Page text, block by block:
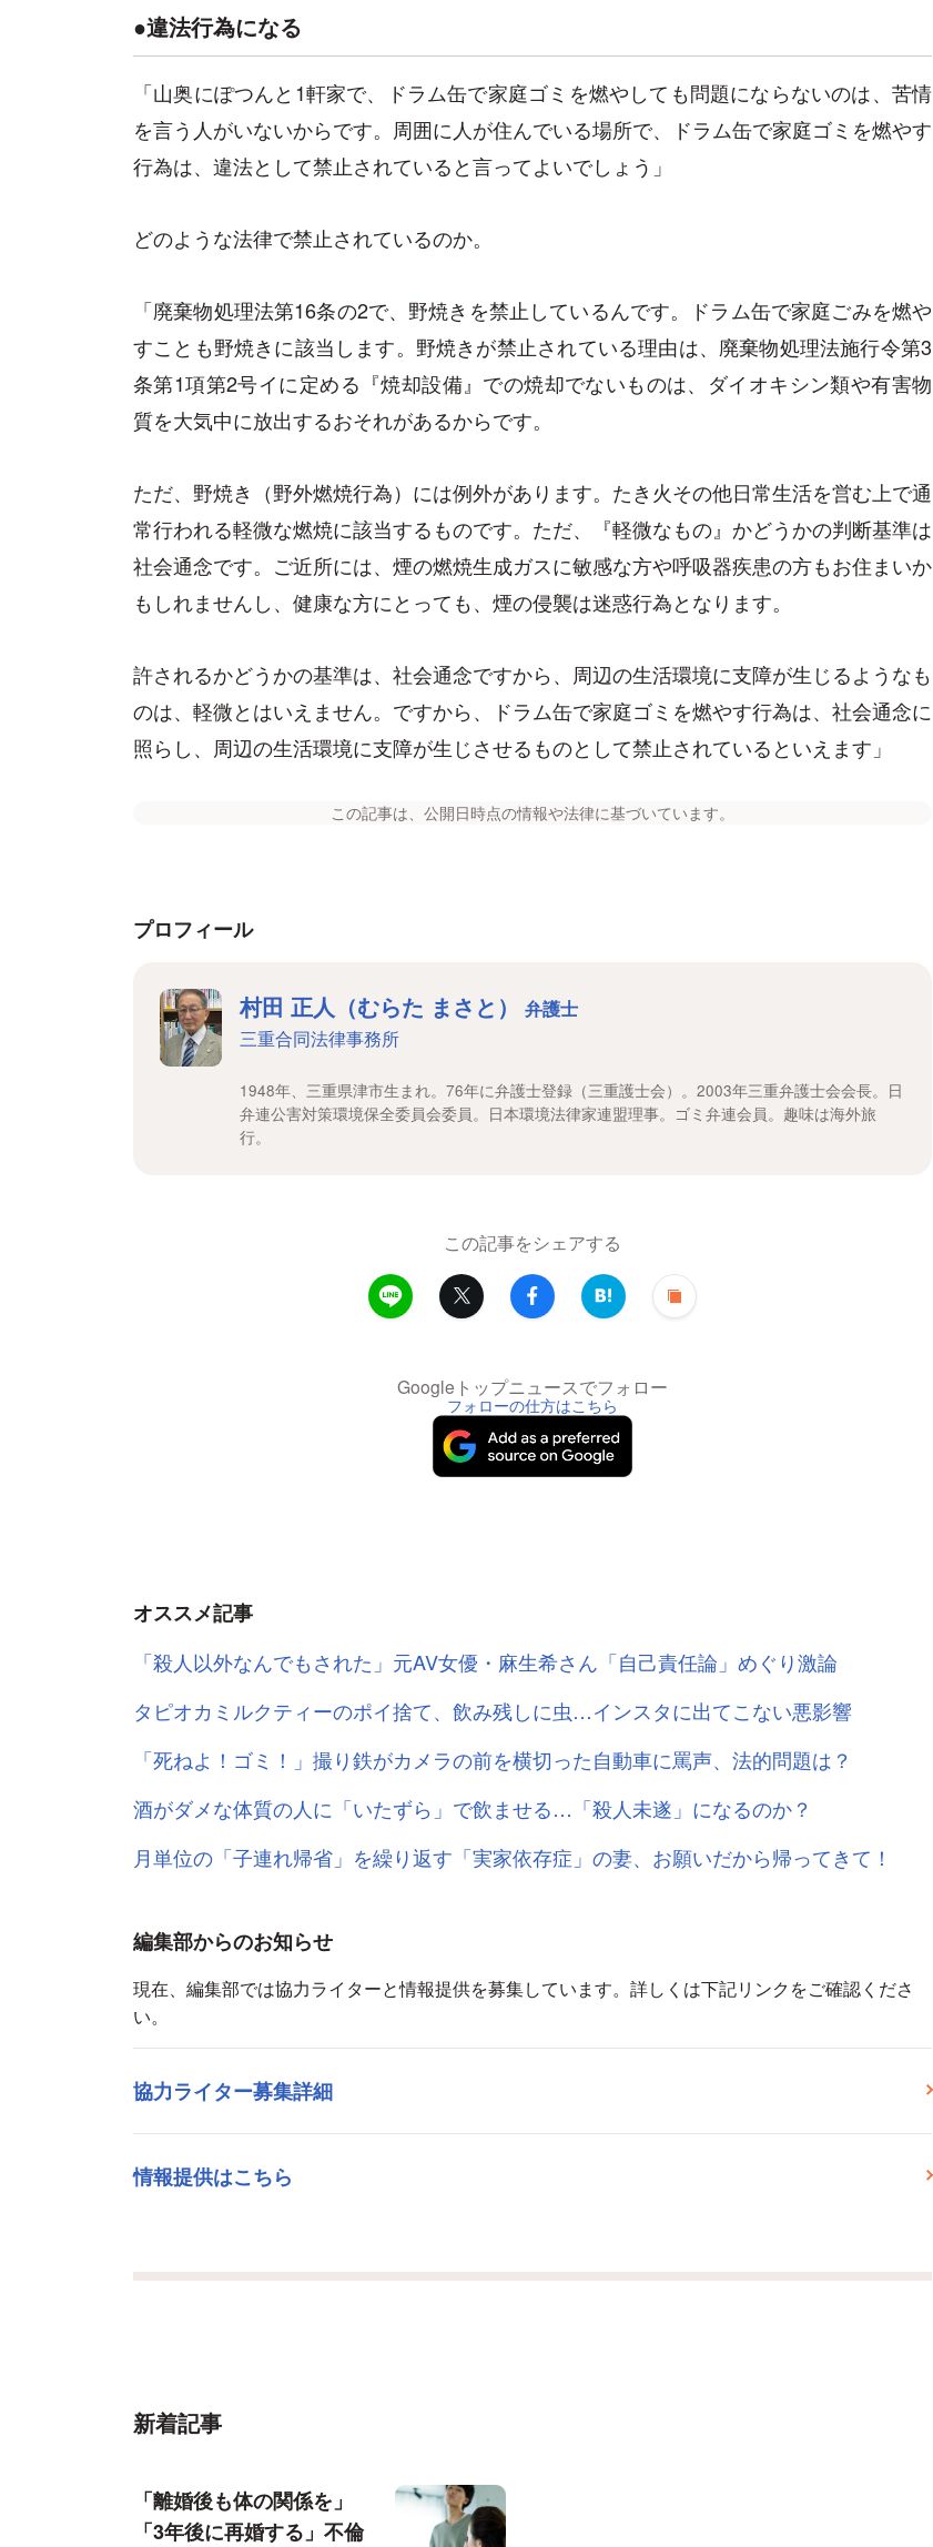
●違法行為になる
「山奥にぽつんと1軒家で、ドラム缶で家庭ゴミを燃やしても問題にならないのは、苦情
を言う人がいないからです。周囲に人が住んでいる場所で、ドラム缶で家庭ゴミを燃やす
行為は、違法として禁止されていると言ってよいでしょう」
どのような法律で禁止されているのか。
「廃棄物処理法第16条の2で、野焼きを禁止しているんです。ドラム缶で家庭ごみを燃や
すことも野焼きに該当します。野焼きが禁止されている理由は、廃棄物処理法施行令第3
条第1項第2号イに定める『焼却設備』での焼却でないものは、ダイオキシン類や有害物
質を大気中に放出するおそれがあるからです。
ただ、野焼き（野外燃焼行為）には例外があります。たき火その他日常生活を営む上で通
常行われる軽微な燃焼に該当するものです。ただ、『軽微なもの』かどうかの判断基準は
社会通念です。ご近所には、煙の燃焼生成ガスに敏感な方や呼吸器疾患の方もお住まいか
もしれませんし、健康な方にとっても、煙の侵襲は迷惑行為となります。
許されるかどうかの基準は、社会通念ですから、周辺の生活環境に支障が生じるようなも
のは、軽微とはいえません。ですから、ドラム缶で家庭ゴミを燃やす行為は、社会通念に
照らし、周辺の生活環境に支障が生じさせるものとして禁止されているといえます」
この記事は、公開日時点の情報や法律に基づいています。
プロフィール
村田 正人（むらた まさと） 弁護士
三重合同法律事務所
1948年、三重県津市生まれ。76年に弁護士登録（三重護士会）。2003年三重弁護士会会長。日
弁連公害対策環境保全委員会委員。日本環境法律家連盟理事。ゴミ弁連会員。趣味は海外旅
行。
この記事をシェアする
Googleトップニュースでフォロー
フォローの仕方はこちら
オススメ記事
「殺人以外なんでもされた」元AV女優・麻生希さん「自己責任論」めぐり激論
タピオカミルクティーのポイ捨て、飲み残しに虫…インスタに出てこない悪影響
「死ねよ！ゴミ！」撮り鉄がカメラの前を横切った自動車に罵声、法的問題は？
酒がダメな体質の人に「いたずら」で飲ませる…「殺人未遂」になるのか？
月単位の「子連れ帰省」を繰り返す「実家依存症」の妻、お願いだから帰ってきて！
編集部からのお知らせ
現在、編集部では協力ライターと情報提供を募集しています。詳しくは下記リンクをご確認くださ
い。
協力ライター募集詳細
情報提供はこちら
新着記事
「離婚後も体の関係を」
「3年後に再婚する」不倫